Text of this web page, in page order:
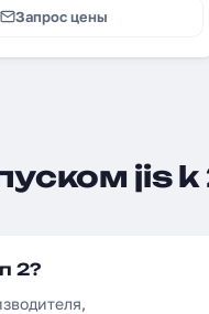
Запрос цены
jis k
2?